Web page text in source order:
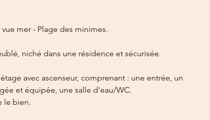
mer - Plage des minimes.
niché dans une résidence et sécurisée.
avec ascenseur, comprenant : une entrée, un
et équipée, une salle d'eau/WC.
le bien.